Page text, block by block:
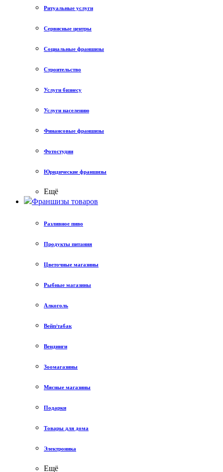
Ритуальные услуги
Сервисные центры
Социальные франшизы
Строительство
Услуги бизнесу
Услуги населению
Финансовые франшизы
Фотостудии
Юридические франшизы
Ещё
Франшизы товаров
Разливное пиво
Продукты питания
Цветочные магазины
Рыбные магазины
Алкоголь
Вейп/табак
Вендинги
Зоомагазины
Мясные магазины
Подарки
Товары для дома
Электроника
Ещё